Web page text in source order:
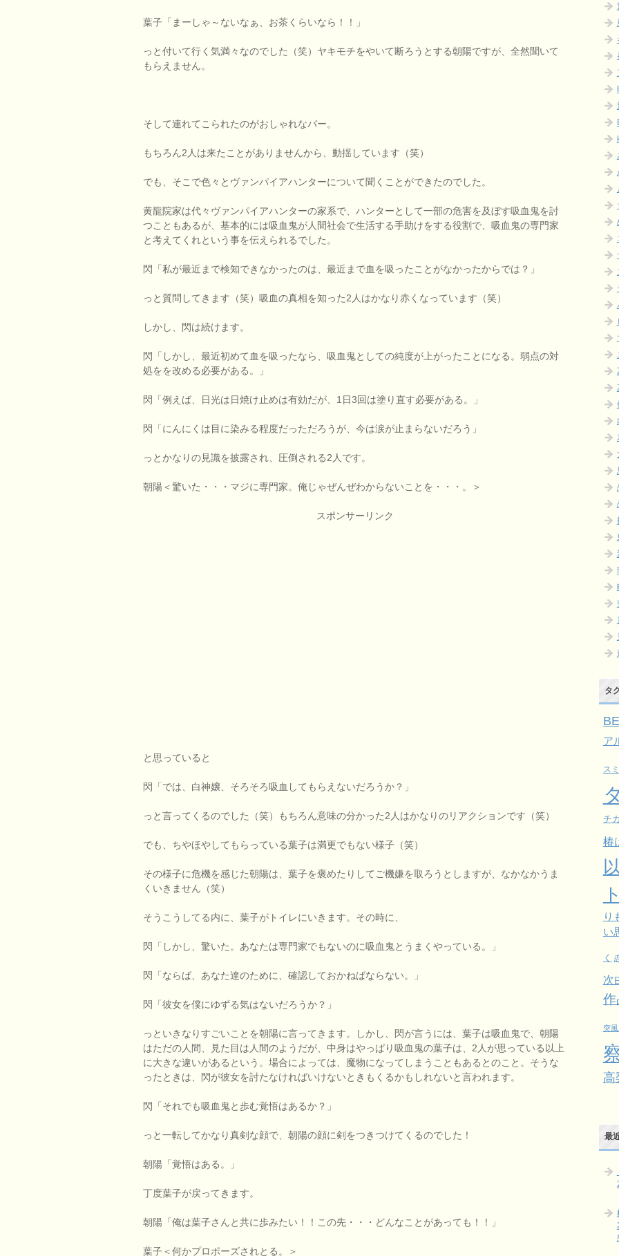
葉子「まーしゃ～ないなぁ、お茶くらいなら！！」
っと付いて行く気満々なのでした（笑）ヤキモチをやいて断ろうとする朝陽ですが、全然聞いて
もらえません。
そして連れてこられたのがおしゃれなバー。
もちろん2人は来たことがありませんから、動揺しています（笑）
でも、そこで色々とヴァンパイアハンターについて聞くことができたのでした。
黄龍院家は代々ヴァンパイアハンターの家系で、ハンターとして一部の危害を及ぼす吸血鬼を討
つこともあるが、基本的には吸血鬼が人間社会で生活する手助けをする役割で、吸血鬼の専門家
と考えてくれという事を伝えられるでした。
閃「私が最近まで検知できなかったのは、最近まで血を吸ったことがなかったからでは？」
っと質問してきます（笑）吸血の真相を知った2人はかなり赤くなっています（笑）
しかし、閃は続けます。
閃「しかし、最近初めて血を吸ったなら、吸血鬼としての純度が上がったことになる。弱点の対
処をを改める必要がある。」
閃「例えば、日光は日焼け止めは有効だが、1日3回は塗り直す必要がある。」
閃「にんにくは目に染みる程度だっただろうが、今は涙が止まらないだろう」
っとかなりの見識を披露され、圧倒される2人です。
朝陽＜驚いた・・・マジに専門家。俺じゃぜんぜわからないことを・・・。＞
スポンサーリンク
と思っていると
閃「では、白神嬢、そろそろ吸血してもらえないだろうか？」
っと言ってくるのでした（笑）もちろん意味の分かった2人はかなりのリアクションです（笑）
でも、ちやほやしてもらっている葉子は満更でもない様子（笑）
その様子に危機を感じた朝陽は、葉子を褒めたりしてご機嫌を取ろうとしますが、なかなかうま
くいきません（笑）
そうこうしてる内に、葉子がトイレにいきます。その時に、
閃「しかし、驚いた。あなたは専門家でもないのに吸血鬼とうまくやっている。」
閃「ならば、あなた達のために、確認しておかねばならない。」
閃「彼女を僕にゆずる気はないだろうか？」
っといきなりすごいことを朝陽に言ってきます。しかし、閃が言うには、葉子は吸血鬼で、朝陽
はただの人間、見た目は人間のようだが、中身はやっぱり吸血鬼の葉子は、2人が思っている以上
に大きな違いがあるという。場合によっては、魔物になってしまうこともあるとのこと。そうな
ったときは、閃が彼女を討たなければいけないときもくるかもしれないと言われます。
閃「それでも吸血鬼と歩む覚悟はあるか？」
っと一転してかなり真剣な顔で、朝陽の顔に剣をつきつけてくるのでした！
朝陽「覚悟はある。」
丁度葉子が戻ってきます。
朝陽「俺は葉子さんと共に歩みたい！！この先・・・どんなことがあっても！！」
葉子＜何かプロポーズされとる。＞
タ
ア
ス
チ
椿
ト
り
い
く
次
作
突
高
最